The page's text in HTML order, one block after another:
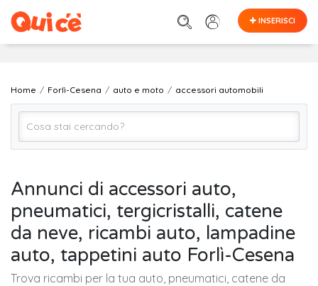
INSERISCI
Home Forlì-Cesena auto e moto accessori automobili
Forlì-Cesena
Cerca
Annunci di accessori auto,
pneumatici, tergicristalli, catene
da neve, ricambi auto, lampadine
auto, tappetini auto Forlì-Cesena
Trova ricambi per la tua auto, pneumatici, catene da